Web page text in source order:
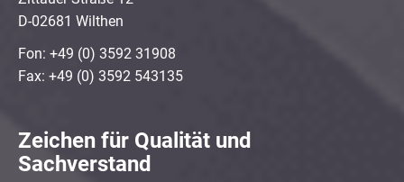
D-02681 Wilthen
Fon: +49 (0) 3592 31908
Fax: +49 (0) 3592 543135
Zeichen für Qualität und
Sachverstand